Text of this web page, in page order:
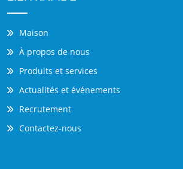
Maison
À propos de nous
Produits et services
Actualités et événements
Recrutement
Contactez-nous